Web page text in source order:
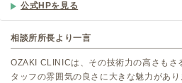
公式HPを見る
相談所所長より一言
OZAKI CLINICは、その技術力の高さもさ
タッフの雰囲気の良さに大きな魅力があ